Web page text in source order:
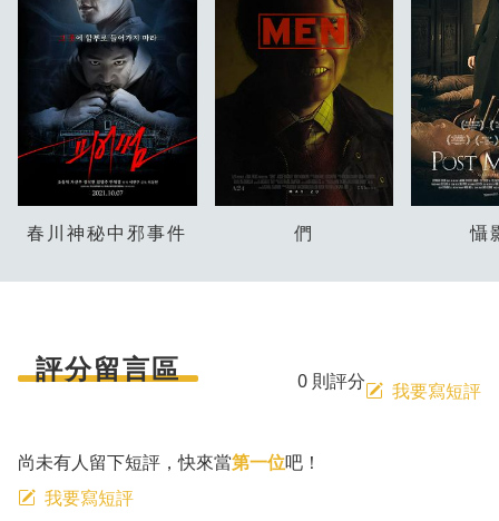
春川神秘中邪事件 們 懾
評分留言區 0 則評分 我要寫短評
尚未有人留下短評，快來當第一位吧！
我要寫短評